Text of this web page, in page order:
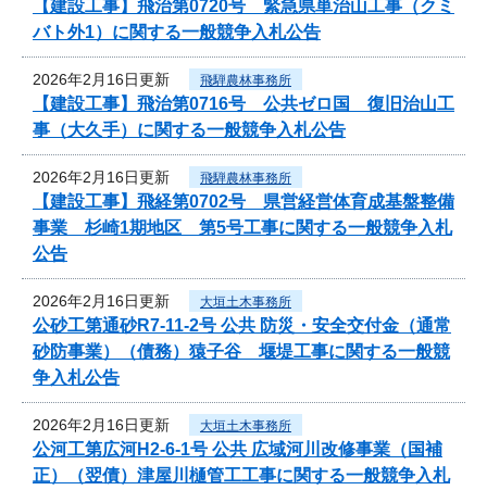
【建設工事】飛治第0720号 緊急県単治山工事（クミ
バト外1）に関する一般競争入札公告
2026年2月16日更新 飛騨農林事務所
【建設工事】飛治第0716号 公共ゼロ国 復旧治山工
事（大久手）に関する一般競争入札公告
2026年2月16日更新 飛騨農林事務所
【建設工事】飛経第0702号 県営経営体育成基盤整備
事業 杉崎1期地区 第5号工事に関する一般競争入札
公告
2026年2月16日更新 大垣土木事務所
公砂工第通砂R7-11-2号 公共 防災・安全交付金（通常
砂防事業）（債務）猿子谷 堰堤工事に関する一般競
争入札公告
2026年2月16日更新 大垣土木事務所
公河工第広河H2-6-1号 公共 広域河川改修事業（国補
正）（翌債）津屋川樋管工工事に関する一般競争入札